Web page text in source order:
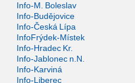
Info-M. Boleslav
Info-Budějovice
Info-Česká Lípa
InfoFrýdek-Místek
Info-Hradec Kr.
Info-Jablonec n.N.
Info-Karviná
Info-Liberec